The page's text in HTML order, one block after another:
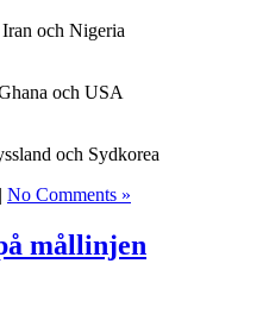
och Nigeria
och USA
och Sydkorea
| No Comments »
mållinjen